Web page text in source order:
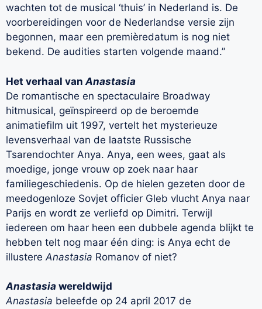
wachten tot de musical ‘thuis’ in Nederland is. De
voorbereidingen voor de Nederlandse versie zijn
begonnen, maar een premièredatum is nog niet
bekend. De audities starten volgende maand.”
Het verhaal van Anastasia
De romantische en spectaculaire Broadway
hitmusical, geïnspireerd op de beroemde
animatiefilm uit 1997, vertelt het mysterieuze
levensverhaal van de laatste Russische
Tsarendochter Anya. Anya, een wees, gaat als
moedige, jonge vrouw op zoek naar haar
familiegeschiedenis. Op de hielen gezeten door de
meedogenloze Sovjet officier Gleb vlucht Anya naar
Parijs en wordt ze verliefd op Dimitri. Terwijl
iedereen om haar heen een dubbele agenda blijkt te
hebben telt nog maar één ding: is Anya echt de
illustere Anastasia Romanov of niet?
Anastasia wereldwijd
Anastasia beleefde op 24 april 2017 de